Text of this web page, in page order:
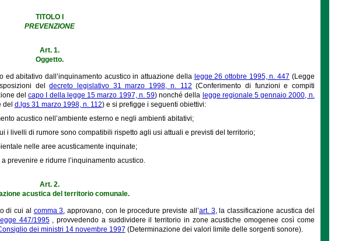
TITOLO I
PREVENZIONE
Art. 1.
Oggetto.
ed abitativo dall’inquinamento acustico in attuazione della legge 26 ottobre 1995, n. 447 (Legge
deldecreto legislativo 31 marzo 1998, n. 112 (Conferimento di funzioni e compiti
delcapo I della legge 15 marzo 1997, n. 59) nonché della legge regionale 5 gennaio 2000, n.
d.lgs 31 marzo 1998, n. 112) e si prefigge i seguenti obiettivi:
acustico nell’ambiente esterno e negli ambienti abitativi;
i livelli di rumore sono compatibili rispetto agli usi attuali e previsti del territorio;
nelle aree acusticamente inquinate;
prevenire e ridurre l’inquinamento acustico.
Art. 2.
acustica del territorio comunale.
di cui al comma 3, approvano, con le procedure previste all’art. 3, la classificazione acustica del
447/1995, provvedendo a suddividere il territorio in zone acustiche omogenee così come
dei ministri 14 novembre 1997 (Determinazione dei valori limite delle sorgenti sonore).